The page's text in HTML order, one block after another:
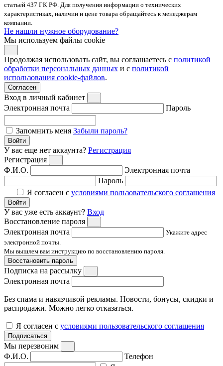
статьей 437 ГК РФ. Для получения информации о технических
характеристиках, наличии и цене товара обращайтесь к менеджерам
компании.
Не нашли нужное оборудование?
Мы используем файлы cookie
Продолжая использовать сайт, вы соглашаетесь с политикой
обработки персональных данных и с политикой
использования cookie-файлов.
Согласен
Вход в личный кабинет
Электронная почта
Пароль
Запомнить меня Забыли пароль?
Войти
У вас еще нет аккаунта? Регистрация
Регистрация
Ф.И.О.
Электронная почта
Пароль
Я согласен с условиями пользовательского соглашения
Войти
У вас уже есть аккаунт? Вход
Восстановление пароля
Электронная почта
Укажите адрес
электронной почты.
Мы вышлем вам инструкцию по восстановлению пароля.
Восстановить пароль
Подписка на рассылку
Электронная почта
Без спама и навязчивой рекламы. Новости, бонусы, скидки и
распродажи. Можно легко отказаться.
Я согласен с условиями пользовательского соглашения
Подписаться
Мы перезвоним
Ф.И.О.
Телефон